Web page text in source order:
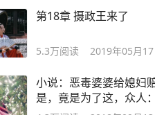
第18章 摄政王来了
5.3万阅读 2019年05月17
小说：恶毒婆婆给媳妇
是，竟是为了这，众人